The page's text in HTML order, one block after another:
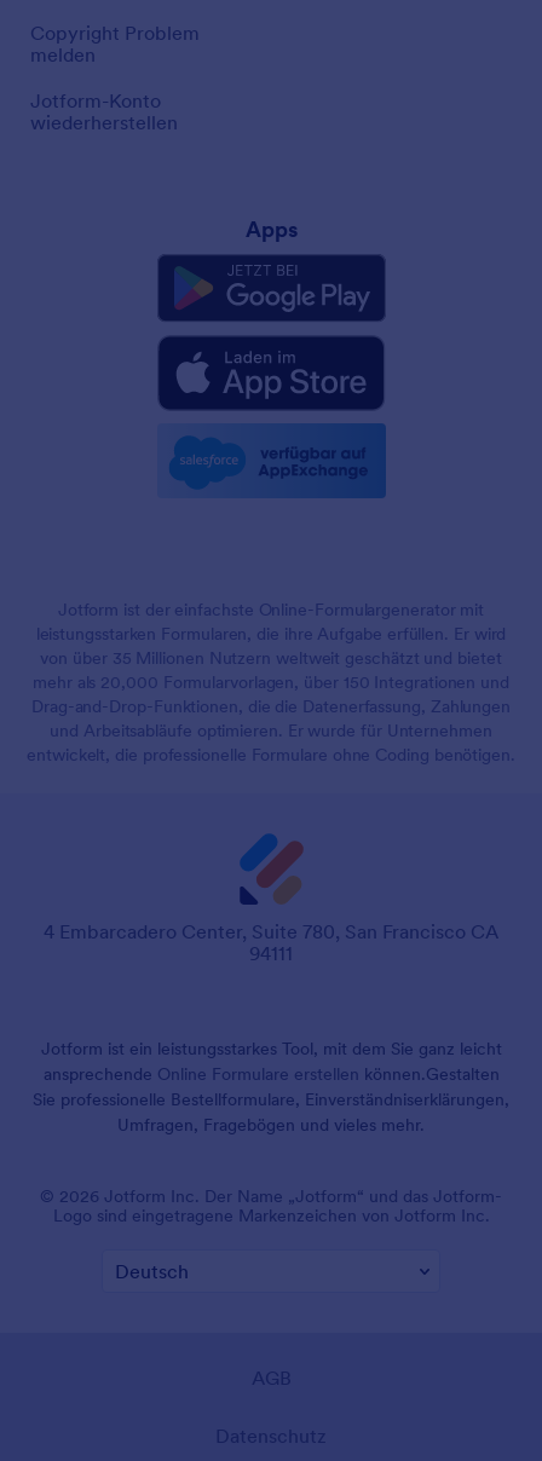
Copyright Problem
melden
Jotform-Konto
wiederherstellen
Apps
Jotform ist der einfachste Online-Formulargenerator mit
leistungsstarken Formularen, die ihre Aufgabe erfüllen. Er wird
von über 35 Millionen Nutzern weltweit geschätzt und bietet
mehr als 20,000 Formularvorlagen, über 150 Integrationen und
Drag-and-Drop-Funktionen, die die Datenerfassung, Zahlungen
und Arbeitsabläufe optimieren. Er wurde für Unternehmen
entwickelt, die professionelle Formulare ohne Coding benötigen.
4 Embarcadero Center, Suite 780, San Francisco CA
94111
Jotform ist ein leistungsstarkes Tool, mit dem Sie ganz leicht
ansprechende Online Formulare erstellen können.Gestalten
Sie professionelle Bestellformulare, Einverständniserklärungen,
Umfragen, Fragebögen und vieles mehr.
© 2026 Jotform Inc. Der Name „Jotform“ und das Jotform-
Logo sind eingetragene Markenzeichen von Jotform Inc.
AGB
Datenschutz